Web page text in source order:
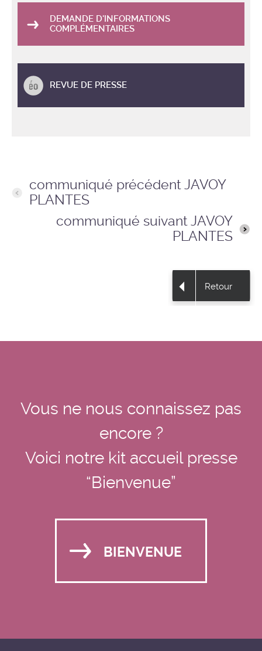
DEMANDE D'INFORMATIONS
COMPLÉMENTAIRES
REVUE DE PRESSE
communiqué précédent JAVOY
PLANTES
communiqué suivant JAVOY
PLANTES
Retour
Vous ne nous connaissez pas
encore ?
Voici notre kit accueil presse
“Bienvenue”
BIENVENUE